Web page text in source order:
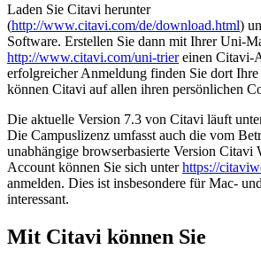
Laden Sie Citavi herunter
(http://www.citavi.com/de/download.html)
Software. Erstellen Sie dann mit Ihrer Uni-
http://www.citavi.com/uni-triereinen Citavi-
erfolgreicher Anmeldung finden Sie dort
können Citavi auf allen ihren persönlichen
Die aktuelle Version 7.3 von Citavi läuft
Die Campuslizenz umfasst auch die vom
unabhängige browserbasierte Version
Account können Sie sich unterhttps://
anmelden. Dies ist insbesondere für Mac-
interessant.
Mit Citavi können Sie